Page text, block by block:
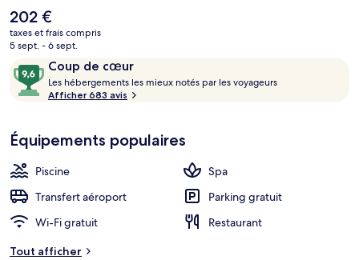
déjeuner, le déjeuner et le dîner. Cet hôtel de luxe abrite en outre 2
piscines extérieures, un bar / salon et une salle de fitness ouverte 24
h/24. Les autres voyageurs ne tarissent pas d'éloges en ce qui
concerne le personnel attentionné et l'emplacement.
L'hébergement se situe à une très courte distance à pied des
transports publics : Arrêt Raja Chulan se trouve à 5 min et Arrêt Bukit
Nanas, à 8 min.
Le
prix
actuel
de
202 €.
202 €
taxes et frais compris
5 sept. - 6 sept.
Avis
voyageurs
Coup de cœur
9,6
sur
10,
cœur
Les hébergements les mieux notés par les voyageurs
r
Afficher 683 avis
Équipements populaires
Piscine
Spa
Transfert aéroport
Parking gratuit
Wi-Fi gratuit
Restaurant
Tout afficher